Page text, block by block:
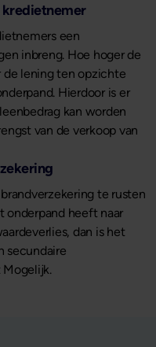
kredietnemer
een
inbreng. Hoe hoger de
de lening ten opzichte
Hierdoor is er
kan worden
van de verkoop van
te rusten
onderpand heeft naar
dan is het
secundaire
Mogelijk.